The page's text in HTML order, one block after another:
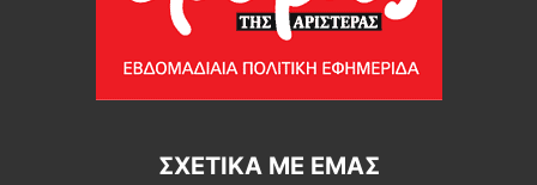
ΣΧΕΤΙΚΆ ΜΕ ΕΜΆΣ